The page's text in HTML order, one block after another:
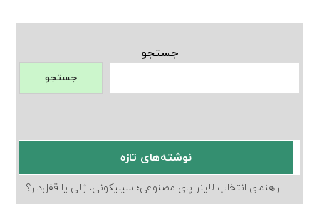
جستجو
جستجو
نوشته‌های تازه
راهنمای انتخاب لاینر پای مصنوعی؛ سیلیکونی، ژلی یا قفل‌دار؟